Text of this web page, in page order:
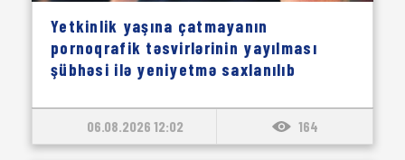
Yetkinlik yaşına çatmayanın
pornoqrafik təsvirlərinin yayılması
şübhəsi ilə yeniyetmə saxlanılıb
06.08.2026 12:02 164